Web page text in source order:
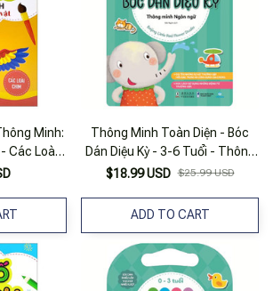
Minh:
Các Loài
- Việt)
Thông Minh Toàn Diện - Bóc
Dán Diệu Kỳ - 3-6 Tuổi - Thông
Minh Ngôn Ngữ
$18.99 USD $25.99 USD
ADD TO CART